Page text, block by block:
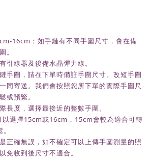
16cm ；如手鏈有不同手圍尺寸，會在備
。
引線器及後備水晶彈力線。
手圍，請在下單時備註手圍尺寸。改短手圍
同寄送。我們會按照您所下單的實際手圍尺
或預緊。
長度，選擇最接近的整數手圍。
選擇15cm或16cm，15cm會較為適合可轉
正確無誤，如不確定可以上傳手圍測量的照
免收到後尺寸不適合。